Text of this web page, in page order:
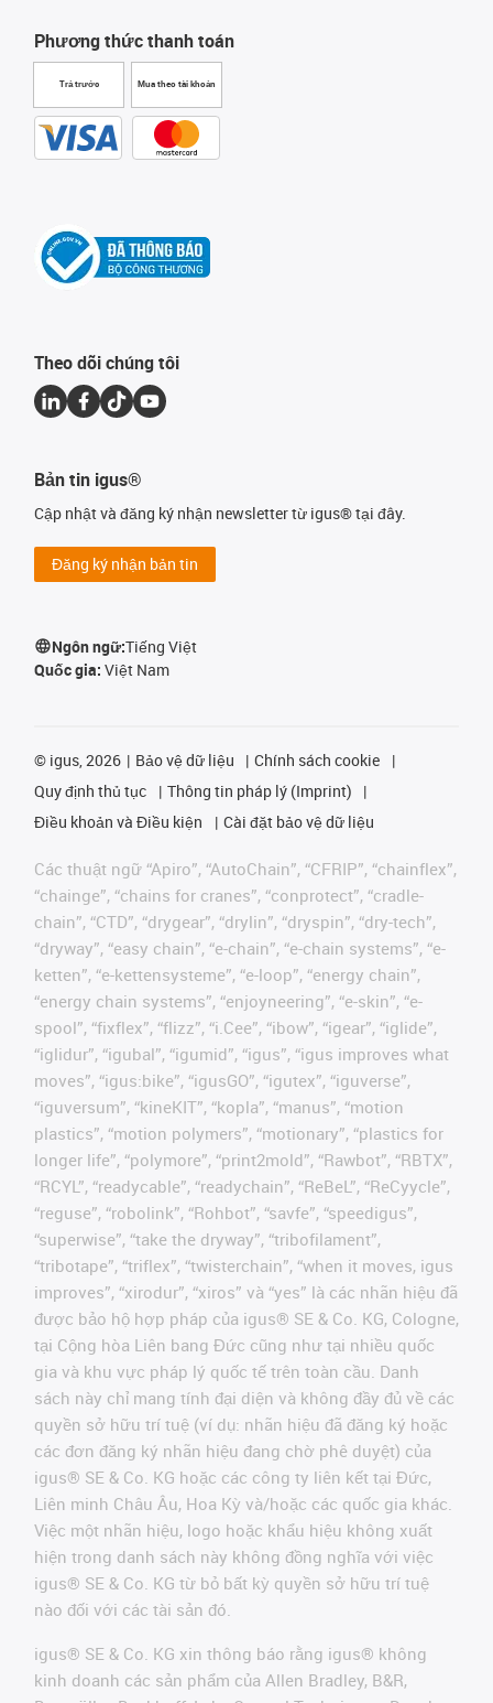
Phương thức thanh toán
Trả trước Mua theo tài khoản
Theo dõi chúng tôi
Bản tin igus®
Cập nhật và đăng ký nhận newsletter từ igus® tại đây.
Đăng ký nhận bản tin
Ngôn ngữ:Tiếng Việt
Quốc gia: Việt Nam
© igus, 2026 Bảo vệ dữ liệu
Chính sách cookie
Quy định thủ tục
Thông tin pháp lý (Imprint)
Điều khoản và Điều kiện
Cài đặt bảo vệ dữ liệu
Các thuật ngữ “Apiro”, “AutoChain”, “CFRIP”, “chainflex”,
“chainge”, “chains for cranes”, “conprotect”, “cradle-
chain”, “CTD”, “drygear”, “drylin”, “dryspin”, “dry-tech”,
“dryway”, “easy chain”, “e-chain”, “e-chain systems”, “e-
ketten”, “e-kettensysteme”, “e-loop”, “energy chain”,
“energy chain systems”, “enjoyneering”, “e-skin”, “e-
spool”, “fixflex”, “flizz”, “i.Cee”, “ibow”, “igear”, “iglide”,
“iglidur”, “igubal”, “igumid”, “igus”, “igus improves what
moves”, “igus:bike”, “igusGO”, “igutex”, “iguverse”,
“iguversum”, “kineKIT”, “kopla”, “manus”, “motion
plastics”, “motion polymers”, “motionary”, “plastics for
longer life”, “polymore”, “print2mold”, “Rawbot”, “RBTX”,
“RCYL”, “readycable”, “readychain”, “ReBeL”, “ReCyycle”,
“reguse”, “robolink”, “Rohbot”, “savfe”, “speedigus”,
“superwise”, “take the dryway”, “tribofilament”,
“tribotape”, “triflex”, “twisterchain”, “when it moves, igus
improves”, “xirodur”, “xiros” và “yes” là các nhãn hiệu đã
được bảo hộ hợp pháp của igus® SE & Co. KG, Cologne,
tại Cộng hòa Liên bang Đức cũng như tại nhiều quốc
gia và khu vực pháp lý quốc tế trên toàn cầu. Danh
sách này chỉ mang tính đại diện và không đầy đủ về các
quyền sở hữu trí tuệ (ví dụ: nhãn hiệu đã đăng ký hoặc
các đơn đăng ký nhãn hiệu đang chờ phê duyệt) của
igus® SE & Co. KG hoặc các công ty liên kết tại Đức,
Liên minh Châu Âu, Hoa Kỳ và/hoặc các quốc gia khác.
Việc một nhãn hiệu, logo hoặc khẩu hiệu không xuất
hiện trong danh sách này không đồng nghĩa với việc
igus® SE & Co. KG từ bỏ bất kỳ quyền sở hữu trí tuệ
nào đối với các tài sản đó.
igus® SE & Co. KG xin thông báo rằng igus® không
kinh doanh các sản phẩm của Allen Bradley, B&R,